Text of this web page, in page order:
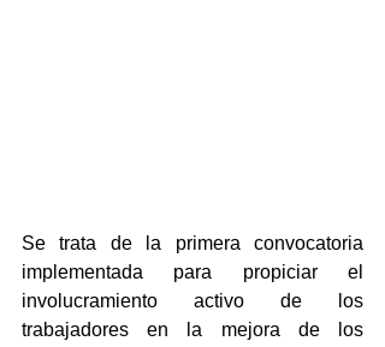
Se trata de la primera convocatoria
implementada para propiciar el
involucramiento activo de los
trabajadores en la mejora de los